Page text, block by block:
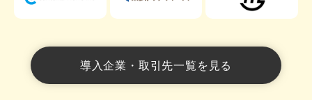
導入企業・取引先一覧を見る